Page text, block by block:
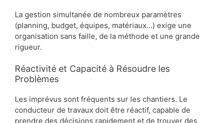
La gestion simultanée de nombreux paramètres
(planning, budget, équipes, matériaux…) exige une
organisation sans faille, de la méthode et une grande
rigueur.
Réactivité et Capacité à Résoudre les
Problèmes
Les imprévus sont fréquents sur les chantiers. Le
conducteur de travaux doit être réactif, capable de
prendre des décisions rapidement et de trouver des